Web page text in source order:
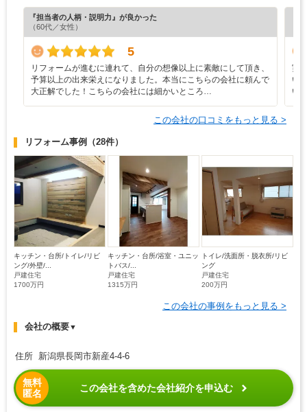
『担当者の人柄・説明力』が良かった
（60代／女性）
5
リフォームが進むに連れて、自分の想像以上に素敵にして頂き、
予算以上の出来栄えになりました。本当にこちらの会社に頼んで
大正解でした！こちらの会社には細かいところ…
実
い
い
この会社の口コミをもっと見る >
リフォーム事例 （28件）
キッチン・台所/トイレ/リビ
ング/外壁/...
戸建住宅
1700万円
キッチン・台所/浴室・ユニッ
トバス/...
戸建住宅
1315万円
トイレ/洗面所・脱衣所/リビ
ング
戸建住宅
200万円
この会社の事例をもっと見る >
会社の概要▼
住所 新潟県長岡市新産4-4-6
無料
匿名
この会社を含めた会社紹介を申込む